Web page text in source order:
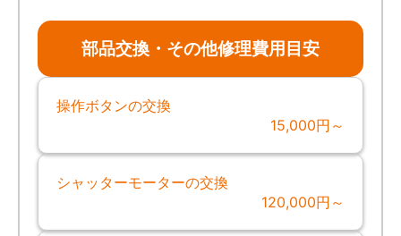
部品交換・その他修理費用目安
操作ボタンの交換
15,000円～
シャッターモーターの交換
120,000円～